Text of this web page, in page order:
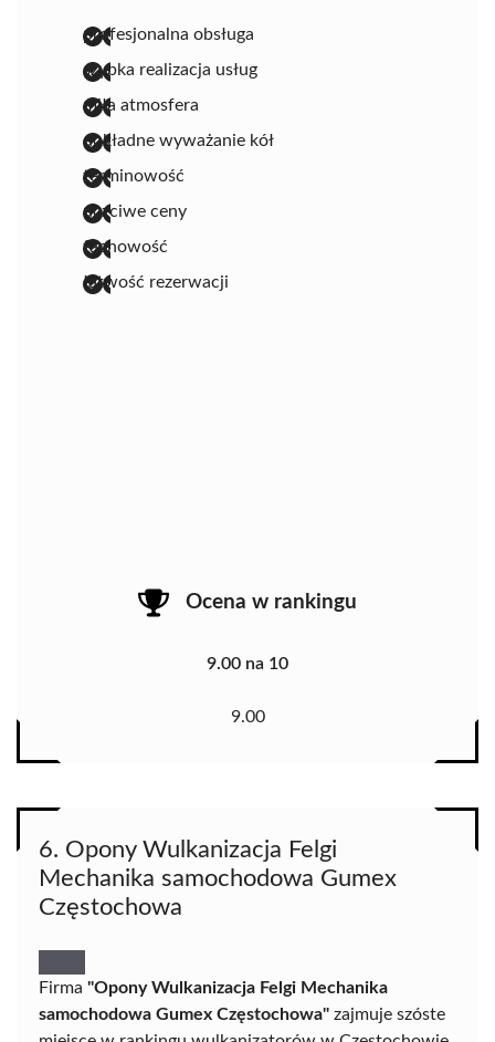
profesjonalna obsługa
szybka realizacja usług
miła atmosfera
dokładne wyważanie kół
terminowość
uczciwe ceny
fachowość
łatwość rezerwacji
Ocena w rankingu
9.00 na 10
9.00
6. Opony Wulkanizacja Felgi
Mechanika samochodowa Gumex
Częstochowa
Firma "Opony Wulkanizacja Felgi Mechanika
samochodowa Gumex Częstochowa" zajmuje szóste